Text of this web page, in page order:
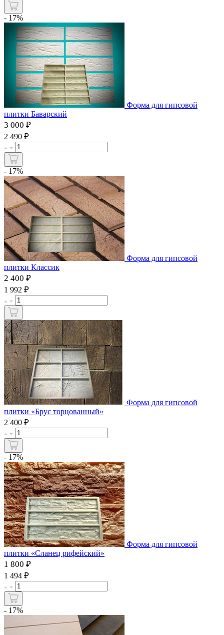
- 17%
Форма для гипсовой
плитки Баварский
3 000 ₽
2 490 ₽
- 17%
Форма для гипсовой
плитки Классик
2 400 ₽
1 992 ₽
Форма для гипсовой
плитки «Брус торцованный»
2 400 ₽
- 17%
Форма для гипсовой
плитки «Сланец рифейский»
1 800 ₽
1 494 ₽
- 17%